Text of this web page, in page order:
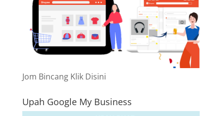
Jom Bincang Klik Disini
Upah Google My Business